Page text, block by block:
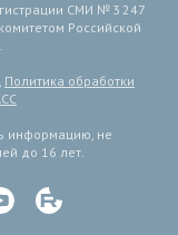
СМИ № 3 247
Российской
, Политика обработки
информацию, не
до 16 лет.